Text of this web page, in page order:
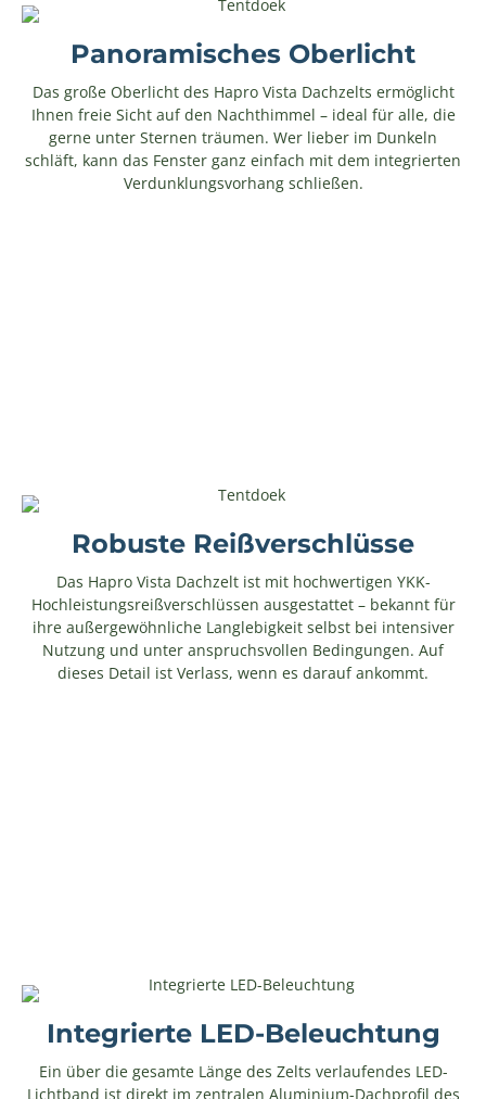
Panoramisches Oberlicht
Das große Oberlicht des Hapro Vista Dachzelts ermöglicht
Ihnen freie Sicht auf den Nachthimmel – ideal für alle, die
gerne unter Sternen träumen. Wer lieber im Dunkeln
schläft, kann das Fenster ganz einfach mit dem integrierten
Verdunklungsvorhang schließen.
Robuste Reißverschlüsse
Das Hapro Vista Dachzelt ist mit hochwertigen YKK-
Hochleistungsreißverschlüssen ausgestattet – bekannt für
ihre außergewöhnliche Langlebigkeit selbst bei intensiver
Nutzung und unter anspruchsvollen Bedingungen. Auf
dieses Detail ist Verlass, wenn es darauf ankommt.
Integrierte LED-Beleuchtung
Ein über die gesamte Länge des Zelts verlaufendes LED-
Lichtband ist direkt im zentralen Aluminium-Dachprofil des